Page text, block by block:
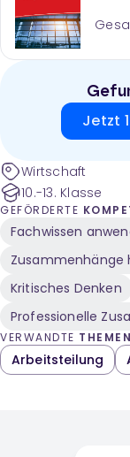
Jetzt
Wirtschaft
10.-13. Klasse
GEFÖRDERTE
Fachwissen
Zusammenhänge
Kritisches Denken
Professionelle
VERWANDTE THEMEN
Arbeitsteilung